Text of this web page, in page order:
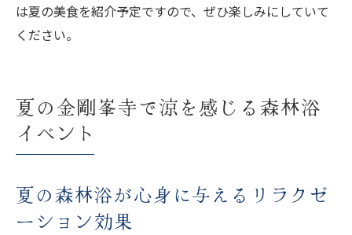
は夏の美食を紹介予定ですので、ぜひ楽しみにしていて
ください。
夏の金剛峯寺で涼を感じる森林浴
イベント
夏の森林浴が心身に与えるリラクゼ
ーション効果